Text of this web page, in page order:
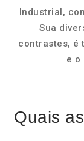
Industrial,
Sua
contrastes, é
e o
Quais